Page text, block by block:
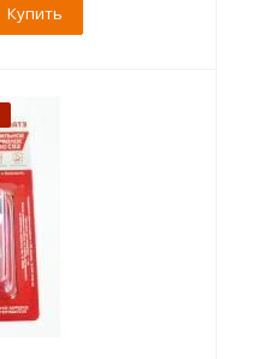
Купить